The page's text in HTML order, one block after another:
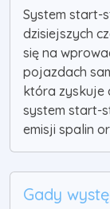
System start-
dzisiejszych
się na
pojazdach
która zyskuje
system start-
emisji spalin
Gady